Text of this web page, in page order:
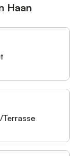
Haan
Terrasse